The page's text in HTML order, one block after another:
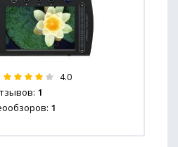
4.0
1
1